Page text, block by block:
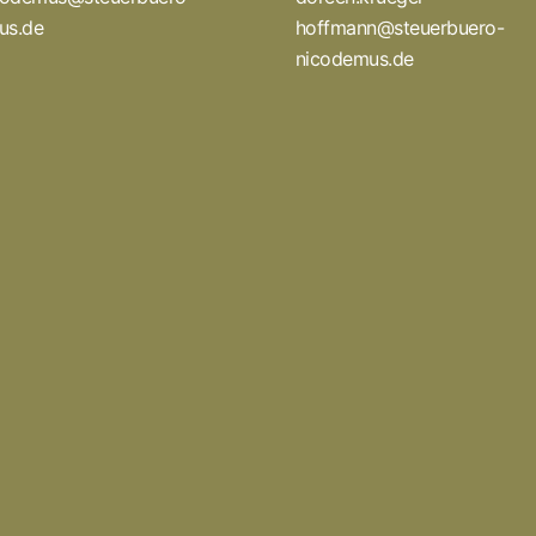
hoffmann@steuerbuero-
nicodemus.de